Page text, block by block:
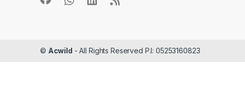
© Acwild - All Rights Reserved P.I: 05253160823